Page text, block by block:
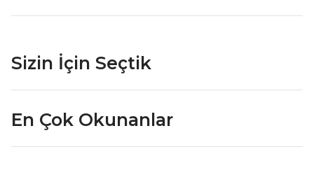
Sizin İçin Seçtik
En Çok Okunanlar